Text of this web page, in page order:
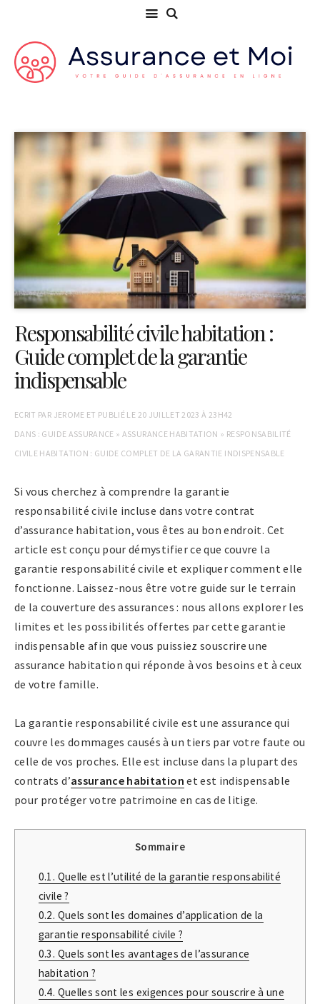
Responsabilité civile habitation :
Guide complet de la garantie
indispensable
ECRIT PAR JEROME ET PUBLIÉ LE 20 JUILLET 2023 À 23H42
DANS : GUIDE ASSURANCE » ASSURANCE HABITATION » RESPONSABILITÉ
CIVILE HABITATION : GUIDE COMPLET DE LA GARANTIE INDISPENSABLE
Si vous cherchez à comprendre la garantie
responsabilité civile incluse dans votre contrat
d’assurance habitation, vous êtes au bon endroit. Cet
article est conçu pour démystifier ce que couvre la
garantie responsabilité civile et expliquer comment elle
fonctionne. Laissez-nous être votre guide sur le terrain
de la couverture des assurances : nous allons explorer les
limites et les possibilités offertes par cette garantie
indispensable afin que vous puissiez souscrire une
assurance habitation qui réponde à vos besoins et à ceux
de votre famille.
La garantie responsabilité civile est une assurance qui
couvre les dommages causés à un tiers par votre faute ou
celle de vos proches. Elle est incluse dans la plupart des
contrats d’assurance habitation et est indispensable
pour protéger votre patrimoine en cas de litige.
Sommaire
0.1. Quelle est l’utilité de la garantie responsabilité
civile ?
0.2. Quels sont les domaines d’application de la
garantie responsabilité civile ?
0.3. Quels sont les avantages de l’assurance
habitation ?
0.4. Quelles sont les exigences pour souscrire à une